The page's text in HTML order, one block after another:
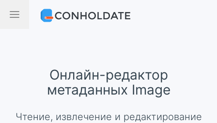
Онлайн-редактор
метаданных Image
Чтение, извлечение и редактирование